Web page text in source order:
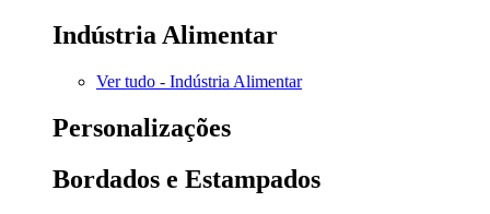
Indústria Alimentar
Ver tudo - Indústria Alimentar
Personalizações
Bordados e Estampados